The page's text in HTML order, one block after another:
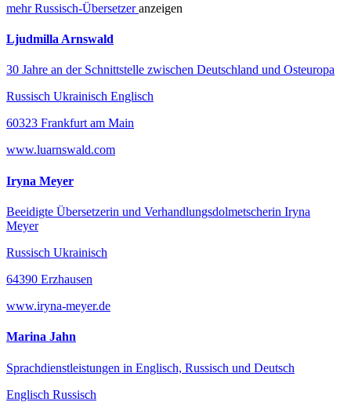
mehrRussisch-Übersetzeranzeigen
Ljudmilla Arnswald
30 Jahre an der Schnittstelle zwischen Deutschland und Osteuropa
Russisch Ukrainisch Englisch
60323 Frankfurt am Main
www.luarnswald.com
Iryna Meyer
Beeidigte Übersetzerin und Verhandlungsdolmetscherin Iryna
Meyer
Russisch Ukrainisch
64390 Erzhausen
www.iryna-meyer.de
Marina Jahn
Sprachdienstleistungen in Englisch, Russisch und Deutsch
Englisch Russisch